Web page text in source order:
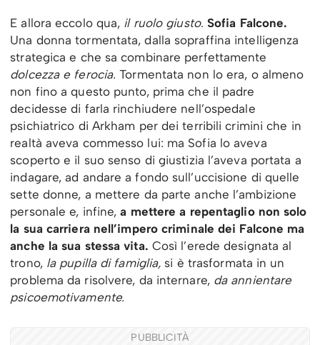
E allora eccolo qua, il ruolo giusto.Sofia Falcone.
Una donna tormentata, dalla sopraffina intelligenza
strategica e che sa combinare perfettamente
dolcezza e ferocia. Tormentata non lo era, o almeno
non fino a questo punto, prima che il padre
decidesse di farla rinchiudere nell’ospedale
psichiatrico di Arkham per dei terribili crimini che in
realtà aveva commesso lui: ma Sofia lo aveva
scoperto e il suo senso di giustizia l’aveva portata a
indagare, ad andare a fondo sull’uccisione di quelle
sette donne, a mettere da parte anche l’ambizione
personale e, infine,a mettere a repentaglio non solo
la sua carriera nell’impero criminale dei Falcone ma
anche la sua stessa vita. Così l’erede designata al
trono, la pupilla di famiglia, si è trasformata in un
problema da risolvere, da internare, da annientare
psicoemotivamente.
PUBBLICITÀ